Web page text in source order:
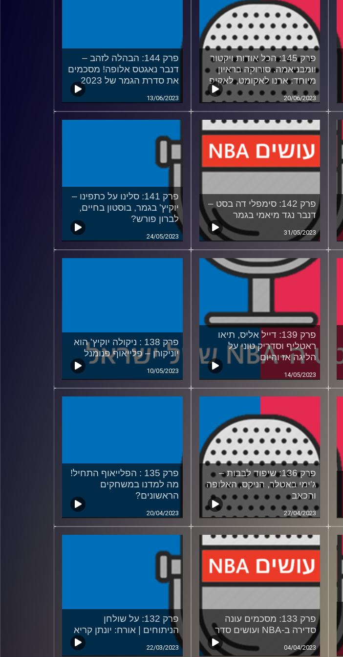
פרק 145: הכל אודות ויקטור
וומבניאמה. סורוקה בראיון
מיוחד: ארנו לאקומט, לאקיפ
20/06/2023
פרק 144: הבהלה לזהב –
דנבר נאגטס אלופה! מסכמים
את סדרת הגמר של 2023
13/06/2023
פרק 142: סימפלי דה בסט –
דנבר נגד מיאמי בגמר
31/05/2023
פרק 141: סלינו על כתפינו –
יוקיץ' בגמר, בוסטון בחיים,
לברון פורש?
24/05/2023
פרק 139: דייל אליס, תיאו
ראטליף וסדריק טוני על
הליגה אז והיום‎‎
14/05/2023
פרק 138 : ניקולה יוקיץ' הוא
יוניקורן – פלייאוף פנומנל
10/05/2023
פרק 136: שיפוד לבבות –
ג'ימי באטלר, הניקס, האלופה
והכאב
27/04/2023
פרק 135 : הפלייאוף התחיל!
מה למדנו במשחקים
הראשונים?
20/04/2023
פרק 133: מסכמים עונה
סדירה ב-NBA ועושים סדר
04/04/2023
פרק 132: על שולחן
הניתוחים | אורח: יונתן קריא
22/03/2023